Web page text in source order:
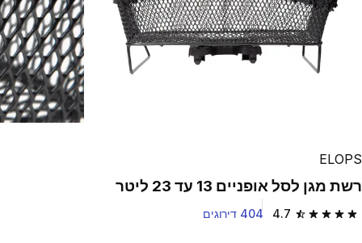
ELOPS
רשת מגן לסל אופניים 13 עד 23 ליטר
4.7 4.7 out of 5 stars from 404 reviews 404 דירוגים